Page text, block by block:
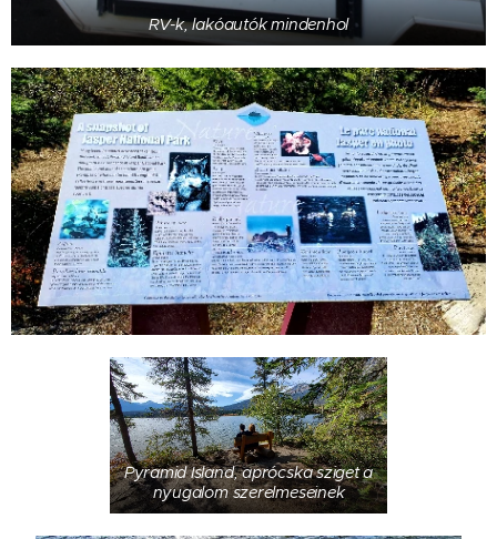
RV-k, lakóautók mindenhol
Pyramid Island, aprócska sziget a
nyugalom szerelmeseinek